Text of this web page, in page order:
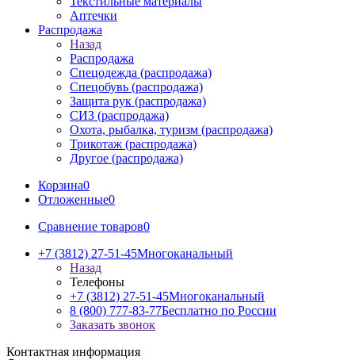
Аптечки
Распродажа
Назад
Распродажа
Спецодежда (распродажа)
Спецобувь (распродажа)
Защита рук (распродажа)
СИЗ (распродажа)
Охота, рыбалка, туризм (распродажа)
Трикотаж (распродажа)
Другое (распродажа)
Корзина0
Отложенные0
Сравнение товаров0
+7 (3812) 27-51-45Многоканальный
Назад
Телефоны
+7 (3812) 27-51-45Многоканальный
8 (800) 777-83-77Бесплатно по России
Заказать звонок
Контактная информация